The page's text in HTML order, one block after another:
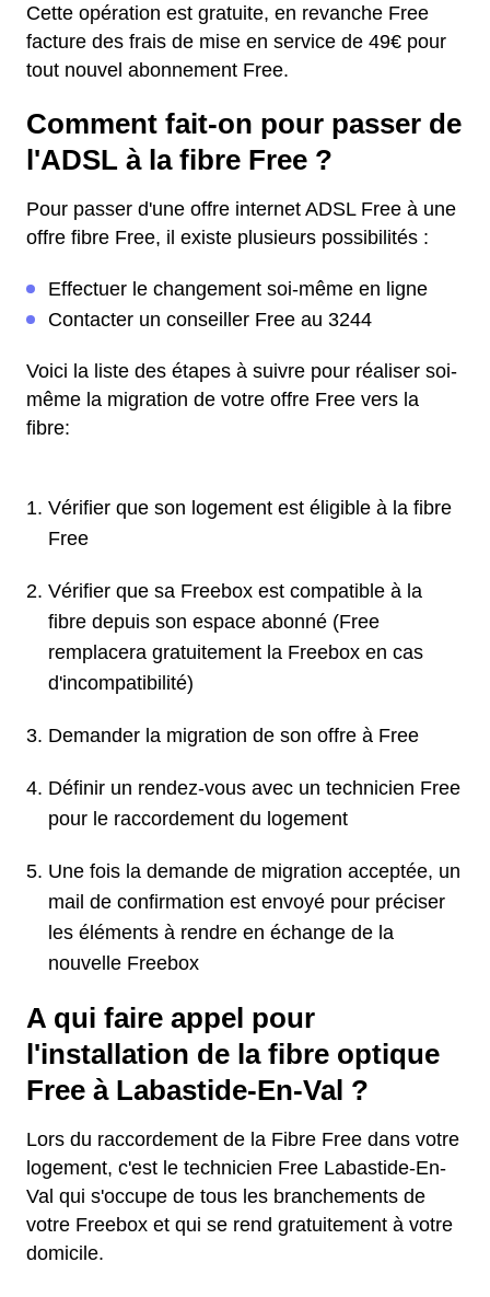
Cette opération est gratuite, en revanche Free
facture des frais de mise en service de 49€ pour
tout nouvel abonnement Free.
Comment fait-on pour passer de
l'ADSL à la fibre Free ?
Pour passer d'une offre internet ADSL Free à une
offre fibre Free, il existe plusieurs possibilités :
Effectuer le changement soi-même en ligne
Contacter un conseiller Free au 3244
Voici la liste des étapes à suivre pour réaliser soi-
même la migration de votre offre Free vers la
fibre:
Vérifier que son logement est éligible à la fibre
Free
Vérifier que sa Freebox est compatible à la
fibre depuis son espace abonné (Free
remplacera gratuitement la Freebox en cas
d'incompatibilité)
Demander la migration de son offre à Free
Définir un rendez-vous avec un technicien Free
pour le raccordement du logement
Une fois la demande de migration acceptée, un
mail de confirmation est envoyé pour préciser
les éléments à rendre en échange de la
nouvelle Freebox
A qui faire appel pour
l'installation de la fibre optique
Free à Labastide-En-Val ?
Lors du raccordement de la Fibre Free dans votre
logement, c'est le technicien Free Labastide-En-
Val qui s'occupe de tous les branchements de
votre Freebox et qui se rend gratuitement à votre
domicile.